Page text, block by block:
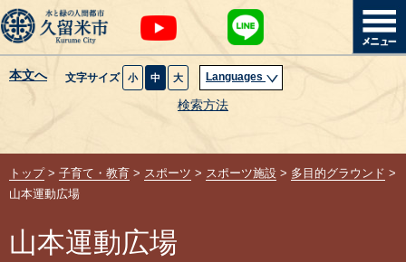
本文へ 文字サイズ 小 中 大 Languages
検索方法
暮らし・届出
健康・医療・福祉
観光魅力・イベント
トップ> 子育て・教育 > スポーツ > スポーツ施設 > 多目的グラウンド >
山本運動広場
山本運動広場